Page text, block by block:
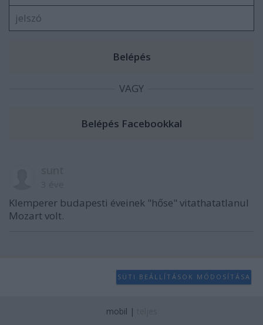
VAGY
Klemperer budapesti éveinek "hőse" vitathatatlanul
Mozart volt.
SÜTI BEÁLLÍTÁSOK MÓDOSÍTÁSA
mobil |